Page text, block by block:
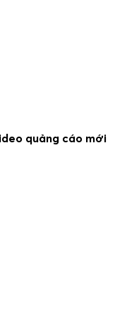
quảng cáo mới